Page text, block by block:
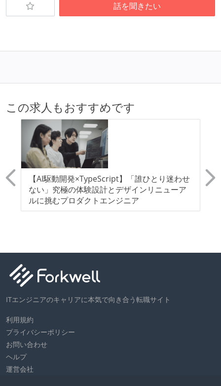
話を聞きたい
この求人もおすすめです
【AI駆動開発×TypeScript】「誰ひとり迷わせ
ない」究極の体験設計とデザインリニューア
ルに挑むプロダクトエンジニア
ITエンジニアのキャリアに本気で向き合う転職サイト
利用規約
プライバシーポリシー
お問い合わせ
ヘルプ
運営会社